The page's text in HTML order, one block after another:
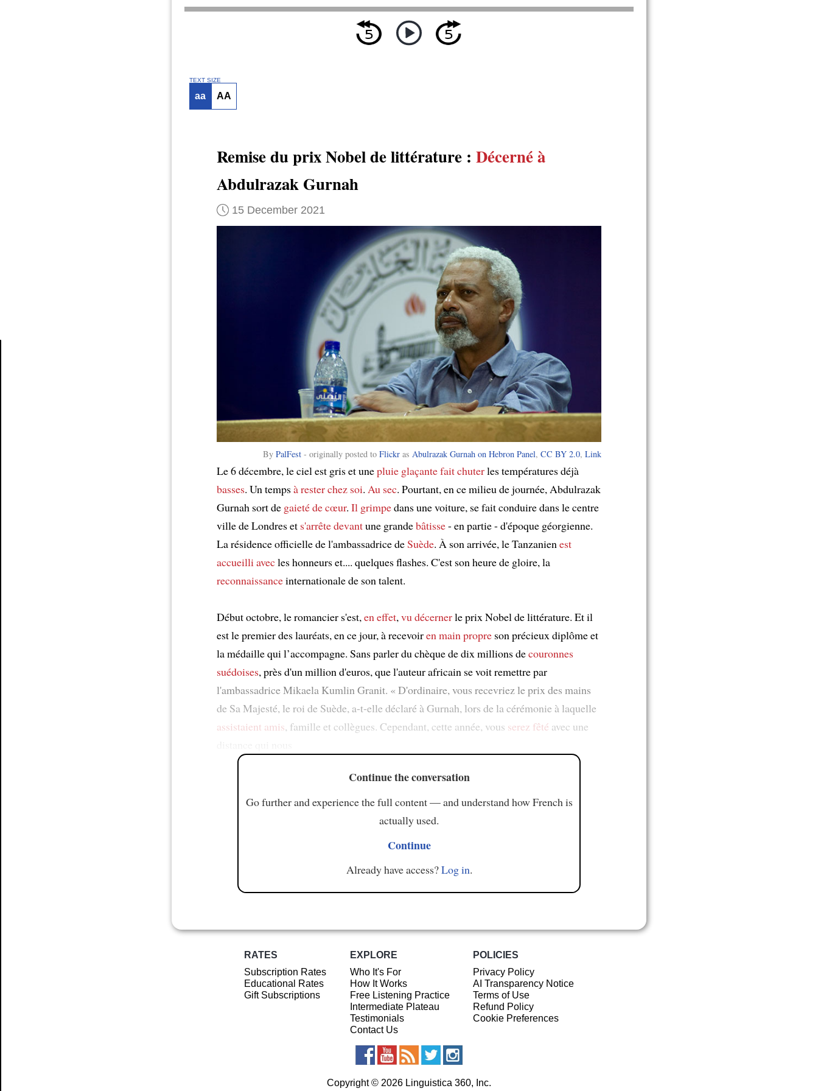
TEXT SIZE
aa AA
Remise du prix Nobel de littérature : Décerné à
Abdulrazak Gurnah
15 December 2021
By PalFest - originally posted to Flickr as Abulrazak Gurnah on Hebron Panel, CC BY 2.0, Link
Le 6 décembre, le ciel est gris et unepluie glaçantefait chuterles températures déjà
basses. Un tempsà rester chez soi. Au sec. Pourtant, en ce milieu de journée, Abdulrazak
Gurnah sort de gaieté de cœur. Il grimpedans une voiture, se fait conduire dans le centre
ville de Londres et s'arrête devantune grandebâtisse- en partie - d'époque géorgienne.
La résidence officielle de l'ambassadrice deSuède. À son arrivée, le Tanzanien est
accueilli avecles honneurs et.... quelques flashes. C'est son heure de gloire, la
reconnaissanceinternationale de son talent.
Début octobre, le romancier s'est, en effet, vu décernerle prix Nobel de littérature. Et il
est le premier des lauréats, en ce jour, à recevoiren main propre son précieux diplôme et
la médaille qui l’accompagne. Sans parler du chèque de dix millions decouronnes
suédoises, près d'un million d'euros, que l'auteur africain se voit remettre par
l'ambassadrice Mikaela Kumlin Granit. « D'ordinaire, vous recevriez le prix des mains
de Sa Majesté, le roi de Suède, a-t-elle déclaré à Gurnah, lors de la cérémonie à laquelle
assistaient amis, famille et collègues. Cependant, cette année, vous serez fêté avec une
Continue the conversation
Go further and experience the full content — and understand how French is
actually used.
Continue
Already have access?Log in.
RATES
Subscription Rates
Educational Rates
Gift Subscriptions
EXPLORE
Who It's For
How It Works
Free Listening Practice
Intermediate Plateau
Testimonials
Contact Us
POLICIES
Privacy Policy
AI Transparency Notice
Terms of Use
Refund Policy
Cookie Preferences
Copyright © 2026 Linguistica 360, Inc.